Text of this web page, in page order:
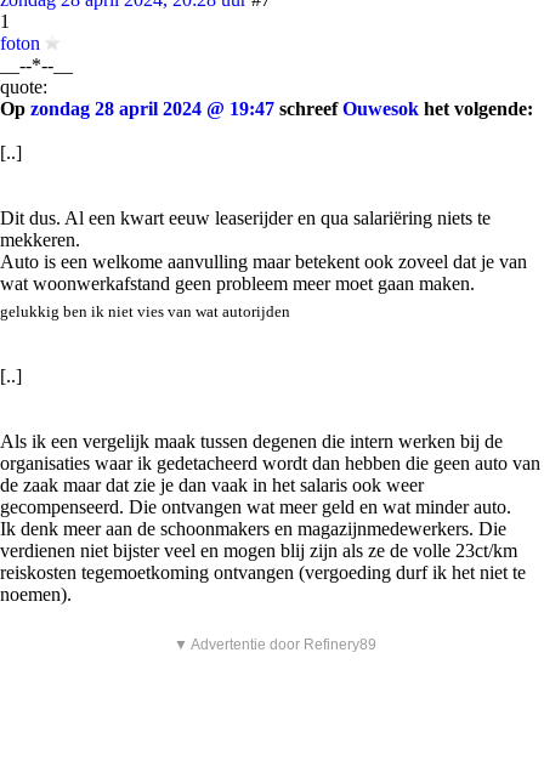
1
foton
__--*--__
quote:
Op zondag 28 april 2024 @ 19:47 schreefOuwesok het volgende:
[..]
Dit dus. Al een kwart eeuw leaserijder en qua salariëring niets te
mekkeren.
Auto is een welkome aanvulling maar betekent ook zoveel dat je van
wat woonwerkafstand geen probleem meer moet gaan maken.
gelukkig ben ik niet vies van wat autorijden
[..]
Als ik een vergelijk maak tussen degenen die intern werken bij de
organisaties waar ik gedetacheerd wordt dan hebben die geen auto van
de zaak maar dat zie je dan vaak in het salaris ook weer
gecompenseerd. Die ontvangen wat meer geld en wat minder auto.
Ik denk meer aan de schoonmakers en magazijnmedewerkers. Die
verdienen niet bijster veel en mogen blij zijn als ze de volle 23ct/km
reiskosten tegemoetkoming ontvangen (vergoeding durf ik het niet te
noemen).
▼ Advertentie door Refinery89